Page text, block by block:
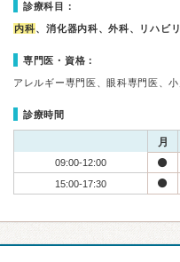
診療科目：
内科、消化器内科、外科、リハビ
専門医・資格：
アレルギー専門医、眼科専門医、
診療時間
月
09:00-12:00
15:00-17:30